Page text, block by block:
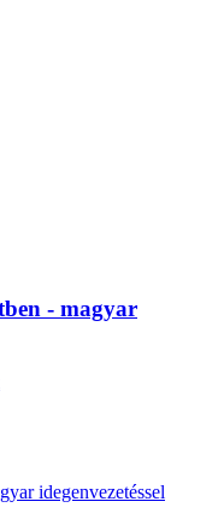
- magyar
idegenvezetéssel